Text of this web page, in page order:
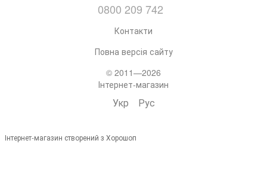
0800 209 742
Контакти
Повна версія сайту
© 2011—2026
Інтернет-магазин
Укр Рус
Інтернет-магазин створений з Хорошоп